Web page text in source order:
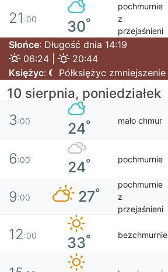
21 :00 30°
pochmurnie
z
przejaśnieni
Słońce: Długość dnia 14:19
06:24 |
20:44
Księżyc: Półksiężyc zmniejszenie
10 sierpnia, poniedziałek
3:00 24° mało chmur
6:00 24° pochmurnie
9:00 27°
pochmurnie
z
przejaśnieni
12:00 33° bezchmurnie